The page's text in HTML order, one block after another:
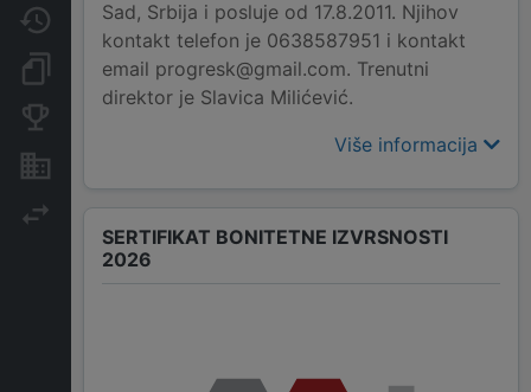
Javne nabavke
Dokumenti i objave
Izvoz
Sad, Srbija i posluje od 17.8.2011. Njihov
kontakt telefon je 0638587951 i kontakt
email progresk@gmail.com. Trenutni
direktor je Slavica Milićević.
Više informacija
SERTIFIKAT BONITETNE IZVRSNOSTI
2026